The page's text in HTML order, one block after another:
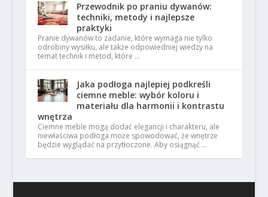
Przewodnik po praniu dywanów:
techniki, metody i najlepsze
praktyki
Pranie dywanów to zadanie, które wymaga nie tylko
odrobiny wysiłku, ale także odpowiedniej wiedzy na
temat technik i metod, które …
Jaka podłoga najlepiej podkreśli
ciemne meble: wybór koloru i
materiału dla harmonii i kontrastu
wnętrza
Ciemne meble mogą dodać elegancji i charakteru, ale
niewłaściwa podłoga może spowodować, że wnętrze
będzie wyglądać na przytłoczone. Aby osiągnąć …